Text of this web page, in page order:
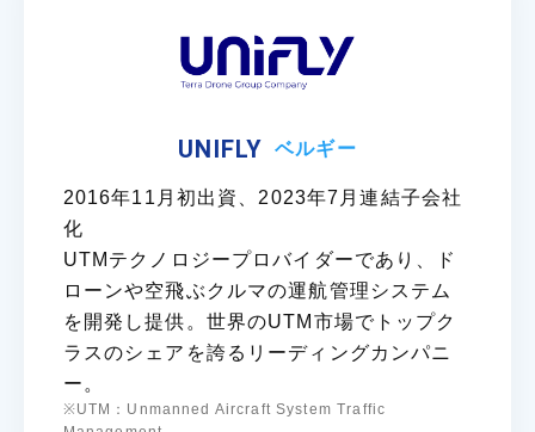
UNIFLY ベルギー
2016年11月初出資、2023年7月連結子会社
化
UTMテクノロジープロバイダーであり、ド
ローンや空飛ぶクルマの運航管理システム
を開発し提供。世界のUTM市場でトップク
ラスのシェアを誇るリーディングカンパニ
ー。
※UTM：Unmanned Aircraft System Traffic